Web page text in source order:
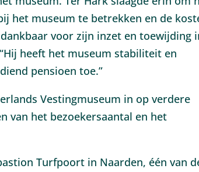
het museum te betrekken en de
voor zijn inzet en toewijding
heeft het museum stabiliteit en
pensioen toe.”
Vestingmuseum in op verdere
van het bezoekersaantal en het
Turfpoort in Naarden, één van